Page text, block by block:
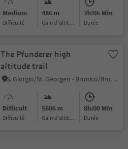
Medium
Difficulté
486 m
Gain d'altitude
2h:06 Min
durée
The Pfunderer high
altitude trail
S. Giorgio/St. Georgen - Brunico/Bruneck, Vintl/Vandoies, Brixen/Bressanone and environs
Difficult
Difficulté
5606 m
Gain d'altitude
8h:00 Min
durée